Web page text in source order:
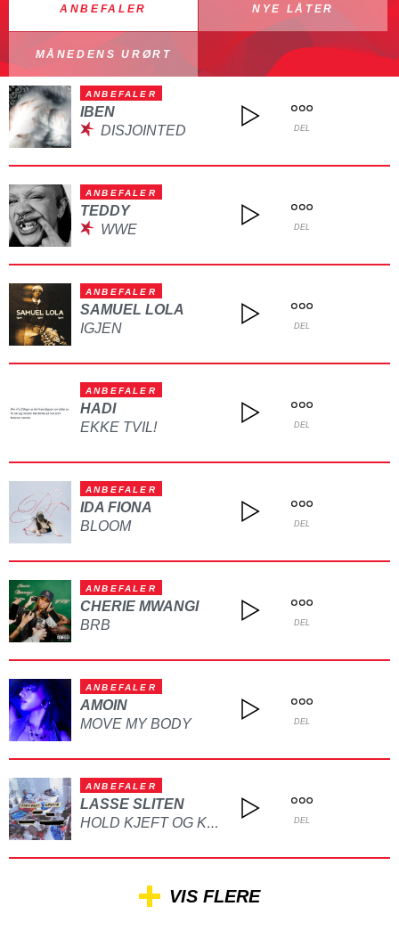
ANBEFALER NYE LÅTER
MÅNEDENS URØRT
ANBEFALER
IBEN
DISJOINTED
DEL
ANBEFALER
TEDDY
WWE
DEL
ANBEFALER
SAMUEL LOLA
IGJEN
DEL
ANBEFALER
HADI
EKKE TVIL!
DEL
ANBEFALER
IDA FIONA
BLOOM
DEL
ANBEFALER
CHERIE MWANGI
BRB
DEL
ANBEFALER
AMOIN
MOVE MY BODY
DEL
ANBEFALER
LASSE SLITEN
HOLD KJEFT OG KYSS MEG DEL
VIS FLERE